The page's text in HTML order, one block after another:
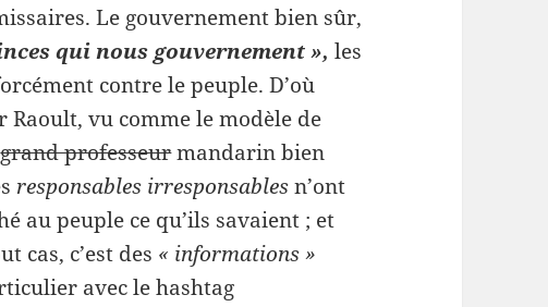
Le gouvernement bien sûr,
qui nous gouvernement », les
contre le peuple. D’où
Raoult, vu comme le modèle de
grand professeurmandarin bien
responsables irresponsablesn’ont
au peuple ce qu’ils savaient ; et
cas, c’est des « informations »
avec le hashtag